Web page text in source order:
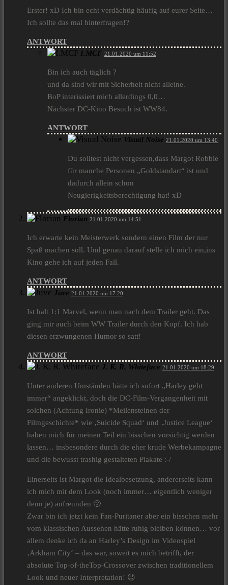
Erster! xD Ich bin echt verdächtig häufig auf eurer Seite…
Ich sollte das mal hinterfragen!?
ANTWORT
I.MCF 21.01.2020 um 11:52
Bin ich auch täglich ?
und da sind wir mit Sicherheit nicht alleine.
BoP interissiert mich allerdings 0,0…
Nächster DC-Kino Besuch ist WW84.
ANTWORT
Visual Noise 21.01.2020 um 13:40
Du solltest nicht vergessen,dass Margot Robbie
für manche Personen „Goldstandart“ ist und
dadurch allein schon
Neugierigkeitsberechtigung hat! xD
Florian 21.01.2020 um 14:51
Ich erwarte kein Meisterwerk sondern einen Film der nur
Spaß machen soll. Und genau darauf stelle ich mich ein,ins
Kino gehe ich auf jeden Fall.
ANTWORT
Juve 21.01.2020 um 17:20
Ist halt 1:1 Marvel, wenn man nach dem Trailer geht. Das
ging mir auch beim WW Trailer durch den Kopf. Ich hab
diesen erzwungenen Humor so satt!
ANTWORT
J. K. R. Whiteface 21.01.2020 um 18:29
Unter anderen Umständen hätte ich sofort „Harley geht
immer“ angeklickt, doch die DC-Film-Vergangenheit mit
solchen (Achtung Ironie) *Meilensteinen der
Filmgeschichte* wie ‚Suicide Squad‘ und ‚Justice League‘
haben mich für meinen Teil ein bisschen vorsichtig werden
lassen… insbesondere durch die eher krude Werbekampagne
und die bewusst trashig gestalteten Plakate :-/
Einerseits ist Margot die Idealbesetzung, andererseits kann
ich mich mit dem Look (noch immer… eigentlich weniger
denn je) anfreunden 🙁
Zwar bin ich jetzt kein Fan-Puritaner aber ein bisschen mehr
vom klassischen Aussehen hätte ruhig bleiben können… vor
allem denke ich da an Harley’s Design im Videospiel
‚Arkham City‘ – das war, soweit es mich betrifft, der
absolute Top-of-theTop-Crossover zwischen traditionellem
Look und neuer Interpretation! 😉